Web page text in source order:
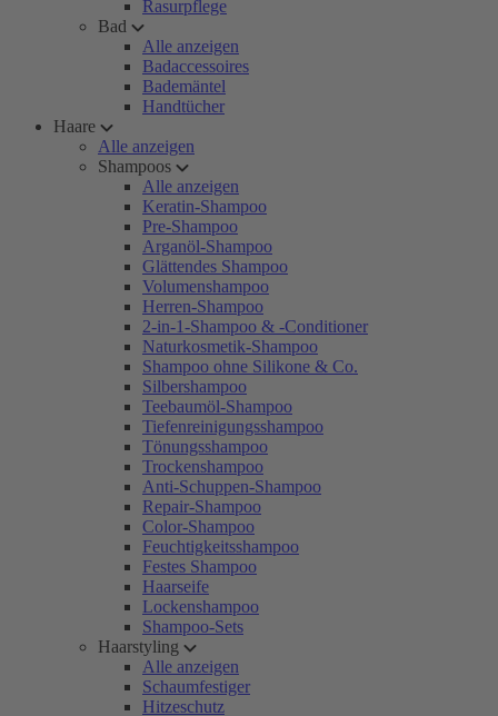
Rasurpflege
Bad
Alle anzeigen
Badaccessoires
Bademäntel
Handtücher
Haare
Alle anzeigen
Shampoos
Alle anzeigen
Keratin-Shampoo
Pre-Shampoo
Arganöl-Shampoo
Glättendes Shampoo
Volumenshampoo
Herren-Shampoo
2-in-1-Shampoo & -Conditioner
Naturkosmetik-Shampoo
Shampoo ohne Silikone & Co.
Silbershampoo
Teebaumöl-Shampoo
Tiefenreinigungsshampoo
Tönungsshampoo
Trockenshampoo
Anti-Schuppen-Shampoo
Repair-Shampoo
Color-Shampoo
Feuchtigkeitsshampoo
Festes Shampoo
Haarseife
Lockenshampoo
Shampoo-Sets
Haarstyling
Alle anzeigen
Schaumfestiger
Hitzeschutz